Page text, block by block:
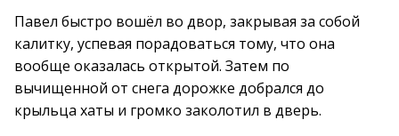
Павел быстро вошёл во двор, закрывая за собой
калитку, успевая порадоваться тому, что она
вообще оказалась открытой. Затем по
вычищенной от снега дорожке добрался до
крыльца хаты и громко заколотил в дверь.